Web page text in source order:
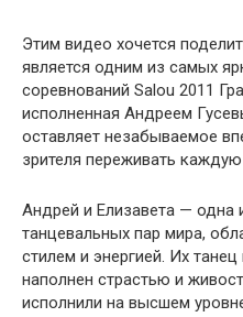
Этим видео хочется
является одним из самых
соревнований Salou 2011
исполненная Андреем
оставляет незабываемое
зрителя переживать
Андрей и Елизавета — одна
танцевальных пар мира,
стилем и энергией. Их
наполнен страстью и
исполнили на высшем